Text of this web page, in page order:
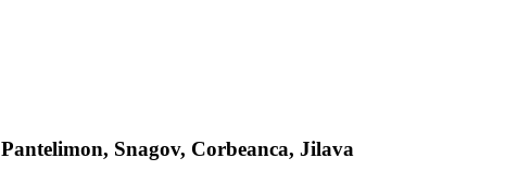
Snagov, Corbeanca, Jilava